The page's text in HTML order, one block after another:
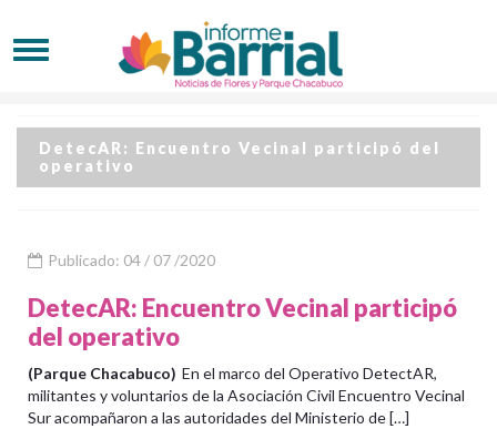
DetecAR: Encuentro Vecinal participó del
operativo
Publicado: 04 / 07 /2020
DetecAR: Encuentro Vecinal participó
del operativo
(Parque Chacabuco) En el marco del Operativo DetectAR,
militantes y voluntarios de la Asociación Civil Encuentro Vecinal
Sur acompañaron a las autoridades del Ministerio de […]